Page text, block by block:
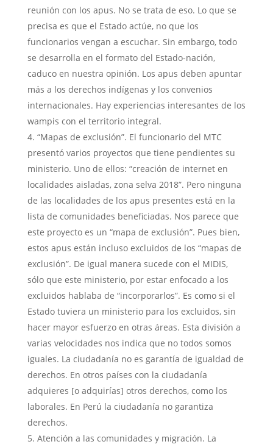
reunión con los apus. No se trata de eso. Lo que se
precisa es que el Estado actúe, no que los
funcionarios vengan a escuchar. Sin embargo, todo
se desarrolla en el formato del Estado-nación,
caduco en nuestra opinión. Los apus deben apuntar
más a los derechos indígenas y los convenios
internacionales. Hay experiencias interesantes de los
wampis con el territorio integral.
“Mapas de exclusión”. El funcionario del MTC
presentó varios proyectos que tiene pendientes su
ministerio. Uno de ellos: “creación de internet en
localidades aisladas, zona selva 2018”. Pero ninguna
de las localidades de los apus presentes está en la
lista de comunidades beneficiadas. Nos parece que
este proyecto es un “mapa de exclusión”. Pues bien,
estos apus están incluso excluidos de los “mapas de
exclusión”. De igual manera sucede con el MIDIS,
sólo que este ministerio, por estar enfocado a los
excluidos hablaba de “incorporarlos”. Es como si el
Estado tuviera un ministerio para los excluidos, sin
hacer mayor esfuerzo en otras áreas. Esta división a
varias velocidades nos indica que no todos somos
iguales. La ciudadanía no es garantía de igualdad de
derechos. En otros países con la ciudadanía
adquieres [o adquirías] otros derechos, como los
laborales. En Perú la ciudadanía no garantiza
derechos.
Atención a las comunidades y migración. La